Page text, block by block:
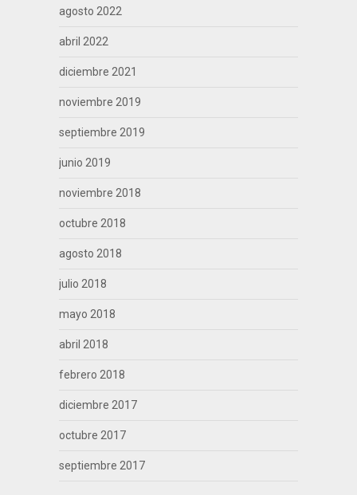
agosto 2022
abril 2022
diciembre 2021
noviembre 2019
septiembre 2019
junio 2019
noviembre 2018
octubre 2018
agosto 2018
julio 2018
mayo 2018
abril 2018
febrero 2018
diciembre 2017
octubre 2017
septiembre 2017